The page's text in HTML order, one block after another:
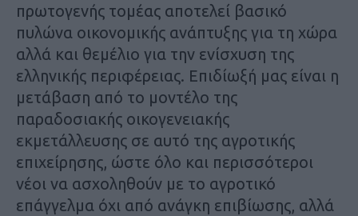
πρωτογενής τομέας αποτελεί βασικό
πυλώνα οικονομικής ανάπτυξης για τη χώρα
αλλά και θεμέλιο για την ενίσχυση της
ελληνικής περιφέρειας. Επιδίωξή μας είναι η
μετάβαση από το μοντέλο της
παραδοσιακής οικογενειακής
εκμετάλλευσης σε αυτό της αγροτικής
επιχείρησης, ώστε όλο και περισσότεροι
νέοι να ασχοληθούν με το αγροτικό
επάγγελμα όχι από ανάγκη επιβίωσης, αλλά